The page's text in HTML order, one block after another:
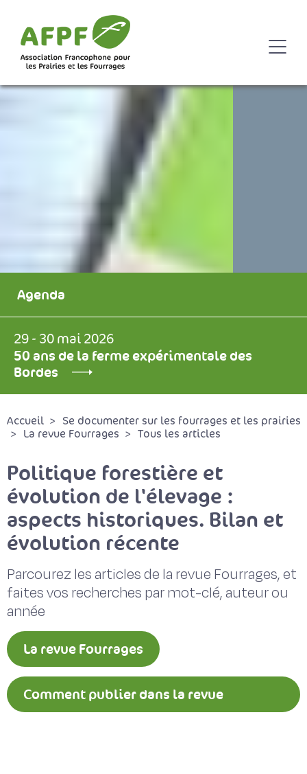
Agenda
29 - 30 mai 2026
50 ans de la ferme expérimentale des
Bordes
Accueil
Se documenter sur les fourrages et les prairies
La revue Fourrages
Tous les articles
Politique forestière et
évolution de l'élevage :
aspects historiques. Bilan et
évolution récente
Parcourez les articles de la revue Fourrages, et
faites vos recherches par mot-clé, auteur ou
année
La revue Fourrages
Comment publier dans la revue